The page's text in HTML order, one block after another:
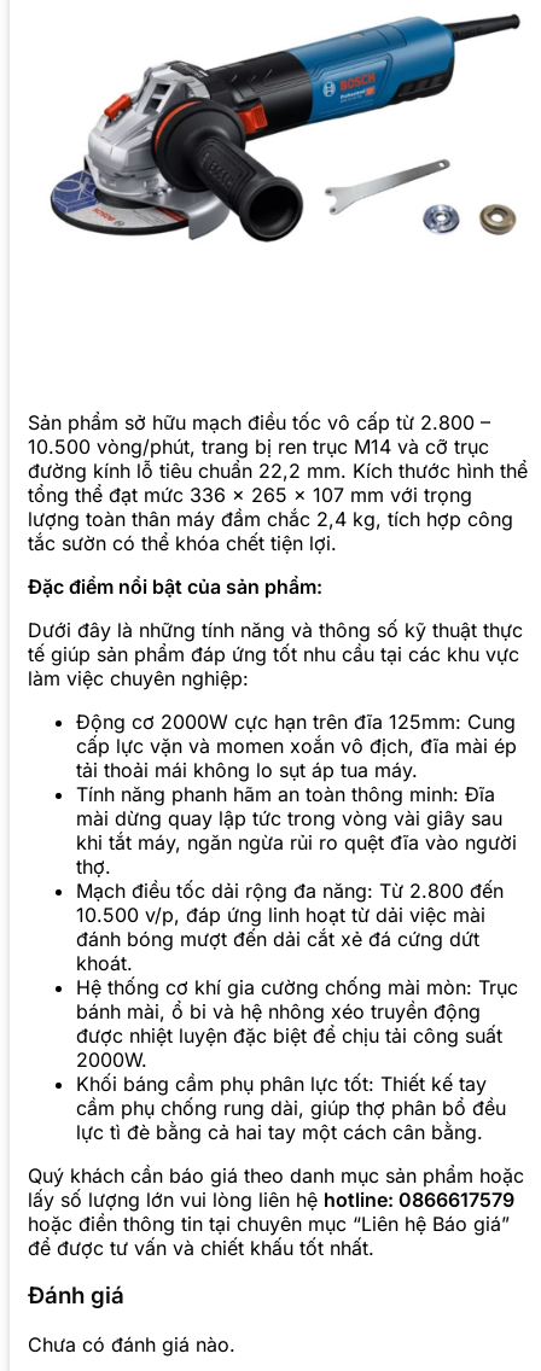
Sản phẩm sở hữu mạch điều tốc vô cấp từ 2.800 –
10.500 vòng/phút, trang bị ren trục M14 và cỡ trục
đường kính lỗ tiêu chuẩn 22,2 mm. Kích thước hình thể
tổng thể đạt mức 336 x 265 x 107 mm với trọng
lượng toàn thân máy đầm chắc 2,4 kg, tích hợp công
tắc sườn có thể khóa chết tiện lợi.
Đặc điểm nổi bật của sản phẩm:
Dưới đây là những tính năng và thông số kỹ thuật thực
tế giúp sản phẩm đáp ứng tốt nhu cầu tại các khu vực
làm việc chuyên nghiệp:
Động cơ 2000W cực hạn trên đĩa 125mm: Cung
cấp lực vặn và momen xoắn vô địch, đĩa mài ép
tải thoải mái không lo sụt áp tua máy.
Tính năng phanh hãm an toàn thông minh: Đĩa
mài dừng quay lập tức trong vòng vài giây sau
khi tắt máy, ngăn ngừa rủi ro quệt đĩa vào người
thợ.
Mạch điều tốc dải rộng đa năng: Từ 2.800 đến
10.500 v/p, đáp ứng linh hoạt từ dải việc mài
đánh bóng mượt đến dải cắt xẻ đá cứng dứt
khoát.
Hệ thống cơ khí gia cường chống mài mòn: Trục
bánh mài, ổ bi và hệ nhông xéo truyền động
được nhiệt luyện đặc biệt để chịu tải công suất
2000W.
Khối báng cầm phụ phân lực tốt: Thiết kế tay
cầm phụ chống rung dài, giúp thợ phân bổ đều
lực tì đè bằng cả hai tay một cách cân bằng.
Quý khách cần báo giá theo danh mục sản phẩm hoặc
lấy số lượng lớn vui lòng liên hệ hotline: 0866617579
hoặc điền thông tin tại chuyên mục “Liên hệ Báo giá”
để được tư vấn và chiết khấu tốt nhất.
Đánh giá
Chưa có đánh giá nào.